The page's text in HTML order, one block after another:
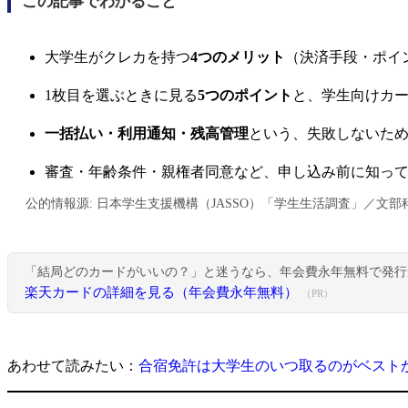
大学生がクレカを持つ4つのメリット （決済手段・ポ
1枚目を選ぶときに見る5つのポイント と、学生向けカ
一括払い・利用通知・残高管理という、失敗しないた
審査・年齢条件・親権者同意など、申し込み前に知っ
公的情報源: 日本学生支援機構（JASSO）「学生生活調査」／文
「結局どのカードがいいの？」と迷うなら、年会費永年無料で発
楽天カードの詳細を見る（年会費永年無料） （PR）
あわせて読みたい： 合宿免許は大学生のいつ取るのがベスト